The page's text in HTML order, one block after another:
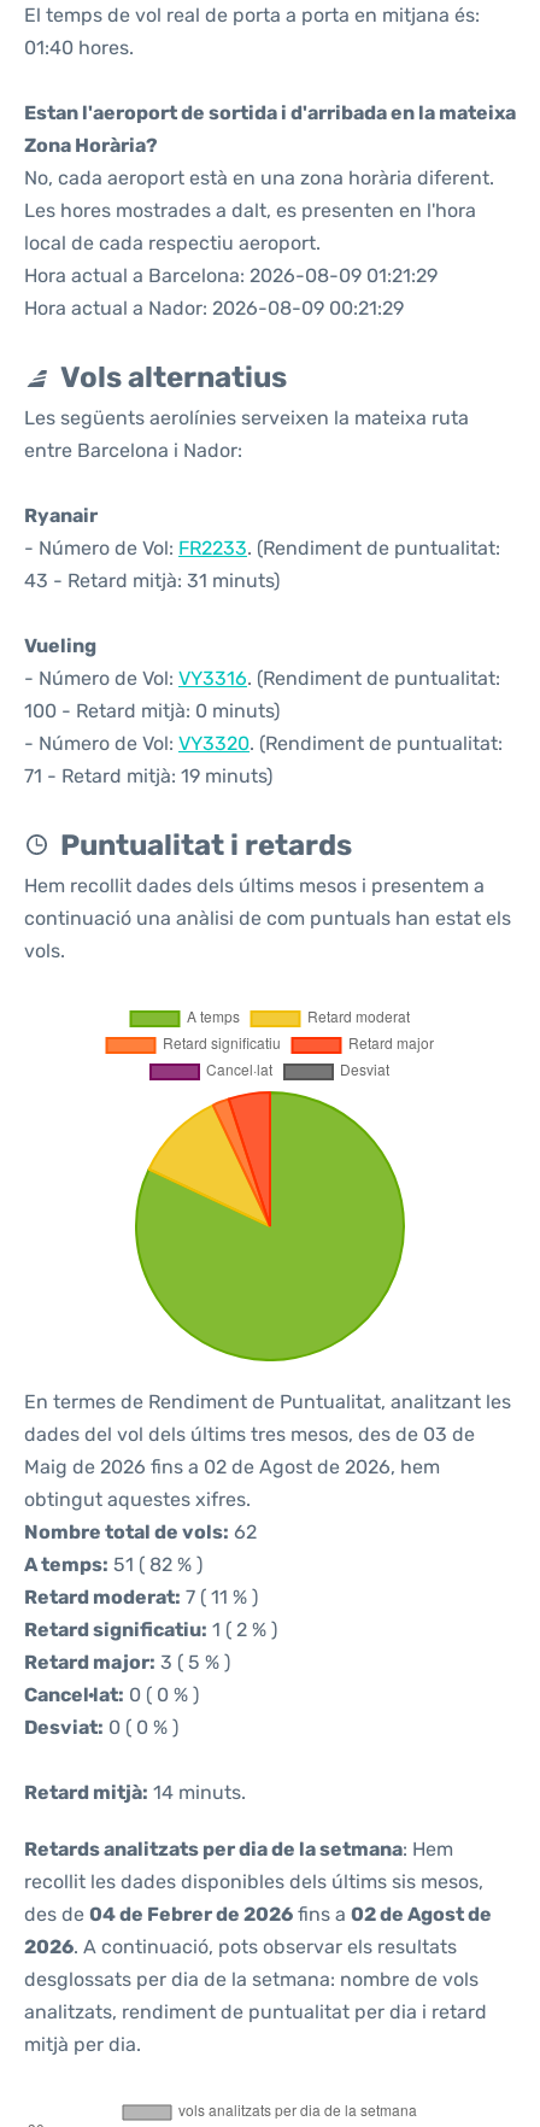
El temps de vol real de porta a porta en mitjana és:
01:40 hores.
Estan l'aeroport de sortida i d'arribada en la mateixa
Zona Horària?
No, cada aeroport està en una zona horària diferent.
Les hores mostrades a dalt, es presenten en l'hora
local de cada respectiu aeroport.
Hora actual a Barcelona: 2026-08-09 01:21:29
Hora actual a Nador: 2026-08-09 00:21:29
Vols alternatius
Les següents aerolínies serveixen la mateixa ruta
entre Barcelona i Nador:
Ryanair
- Número de Vol: FR2233. (Rendiment de puntualitat:
43 - Retard mitjà: 31 minuts)
Vueling
- Número de Vol: VY3316. (Rendiment de puntualitat:
100 - Retard mitjà: 0 minuts)
- Número de Vol: VY3320. (Rendiment de puntualitat:
71 - Retard mitjà: 19 minuts)
Puntualitat i retards
Hem recollit dades dels últims mesos i presentem a
continuació una anàlisi de com puntuals han estat els
vols.
En termes de Rendiment de Puntualitat, analitzant les
dades del vol dels últims tres mesos, des de 03 de
Maig de 2026 fins a 02 de Agost de 2026, hem
obtingut aquestes xifres.
Nombre total de vols: 62
A temps: 51 ( 82 % )
Retard moderat: 7 ( 11 % )
Retard significatiu: 1 ( 2 % )
Retard major: 3 ( 5 % )
Cancel·lat: 0 ( 0 % )
Desviat: 0 ( 0 % )
Retard mitjà: 14 minuts.
Retards analitzats per dia de la setmana: Hem
recollit les dades disponibles dels últims sis mesos,
des de 04 de Febrer de 2026 fins a 02 de Agost de
2026. A continuació, pots observar els resultats
desglossats per dia de la setmana: nombre de vols
analitzats, rendiment de puntualitat per dia i retard
mitjà per dia.